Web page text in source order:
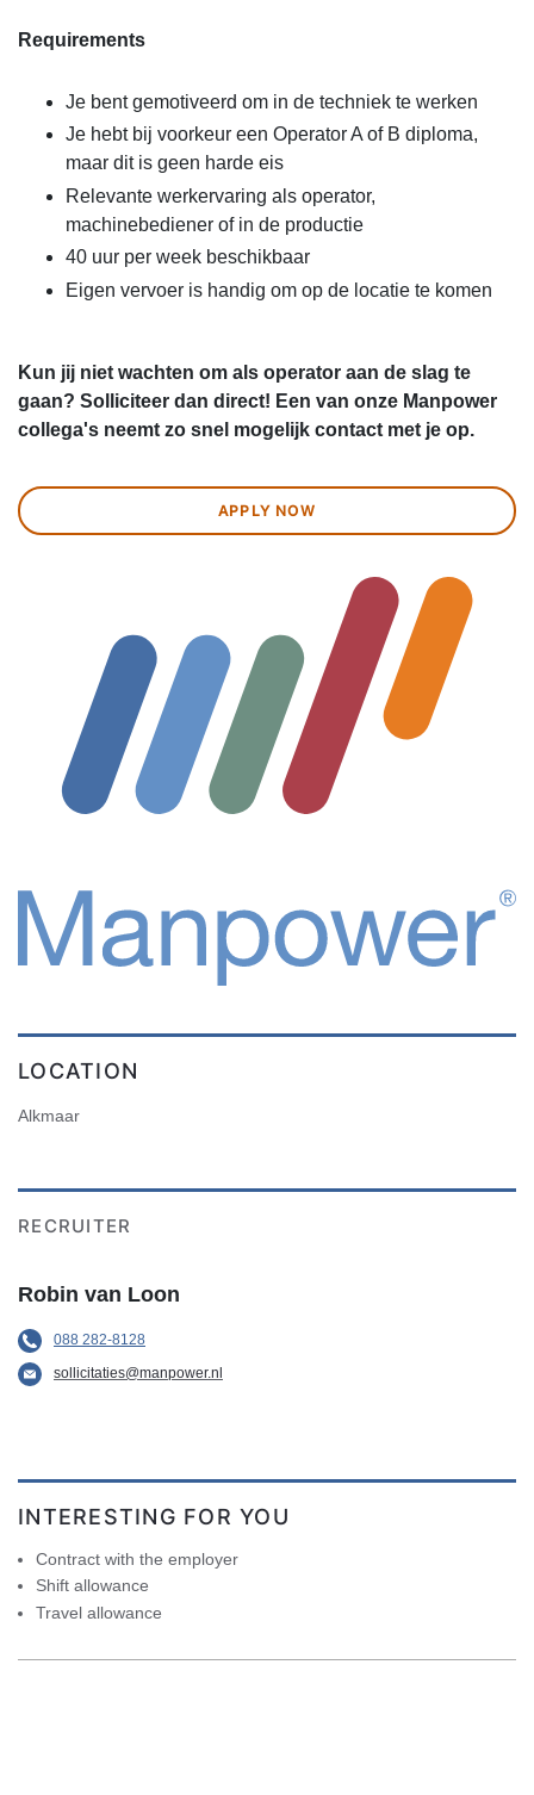
Requirements
Je bent gemotiveerd om in de techniek te werken
Je hebt bij voorkeur een Operator A of B diploma,
maar dit is geen harde eis
Relevante werkervaring als operator,
machinebediener of in de productie
40 uur per week beschikbaar
Eigen vervoer is handig om op de locatie te komen
Kun jij niet wachten om als operator aan de slag te
gaan? Solliciteer dan direct! Een van onze Manpower
collega's neemt zo snel mogelijk contact met je op.
APPLY NOW
LOCATION
Alkmaar
RECRUITER
Robin van Loon
088 282-8128
sollicitaties@manpower.nl
INTERESTING FOR YOU
Contract with the employer
Shift allowance
Travel allowance